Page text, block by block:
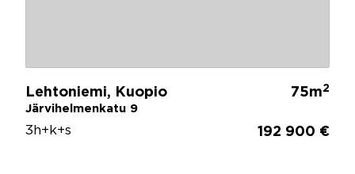
Lehtoniemi, Kuopio
Järvihelmenkatu 9
75m2
3h+k+s 192 900 €